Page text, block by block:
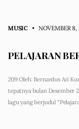
MUSIC • NOVEMBER 8,
PELAJARAN
209 Oleh: Bernardus Ari
tepatnya bulan Desember
lagu yang berjudul